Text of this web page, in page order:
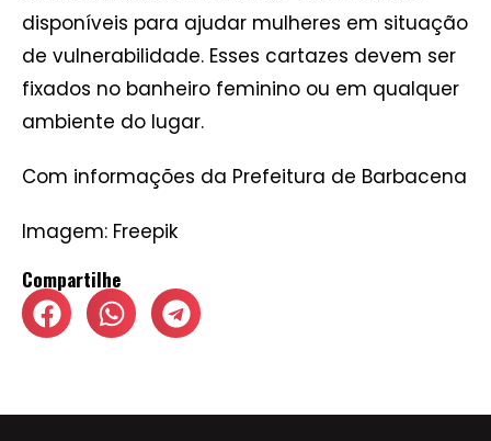
disponíveis para ajudar mulheres em situação
de vulnerabilidade. Esses cartazes devem ser
fixados no banheiro feminino ou em qualquer
ambiente do lugar.
Com informações da Prefeitura de Barbacena
Imagem: Freepik
Compartilhe